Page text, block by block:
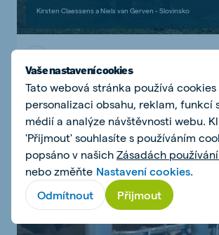
Kirsten Claessens a Niels van Gerven - Slovinsko
Vaše nastavení cookies
Tato webová stránka používá cookies
personalizaci obsahu, reklam, funkcí
médií a analýze návštěvnosti webu.
'Přijmout' souhlasíte s používáním
popsáno v našich Zásadách
nebo změňte Nastavení cookies.
Odmítnout
Přijmout